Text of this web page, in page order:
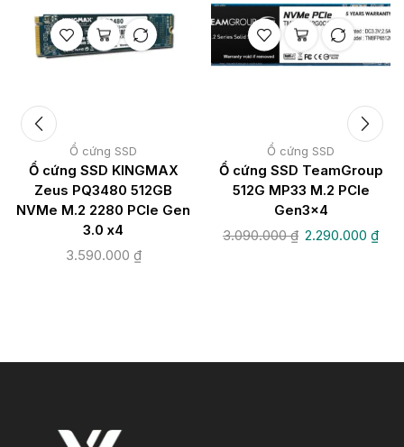
Ổ cứng SSD
Ổ cứng SSD KINGMAX
Zeus PQ3480 512GB
NVMe M.2 2280 PCIe Gen
3.0 x4
3.590.000 ₫
Ổ cứng SSD
Ổ cứng SSD TeamGroup
512G MP33 M.2 PCIe
Gen3x4
3.090.000₫ 2.290.000 ₫